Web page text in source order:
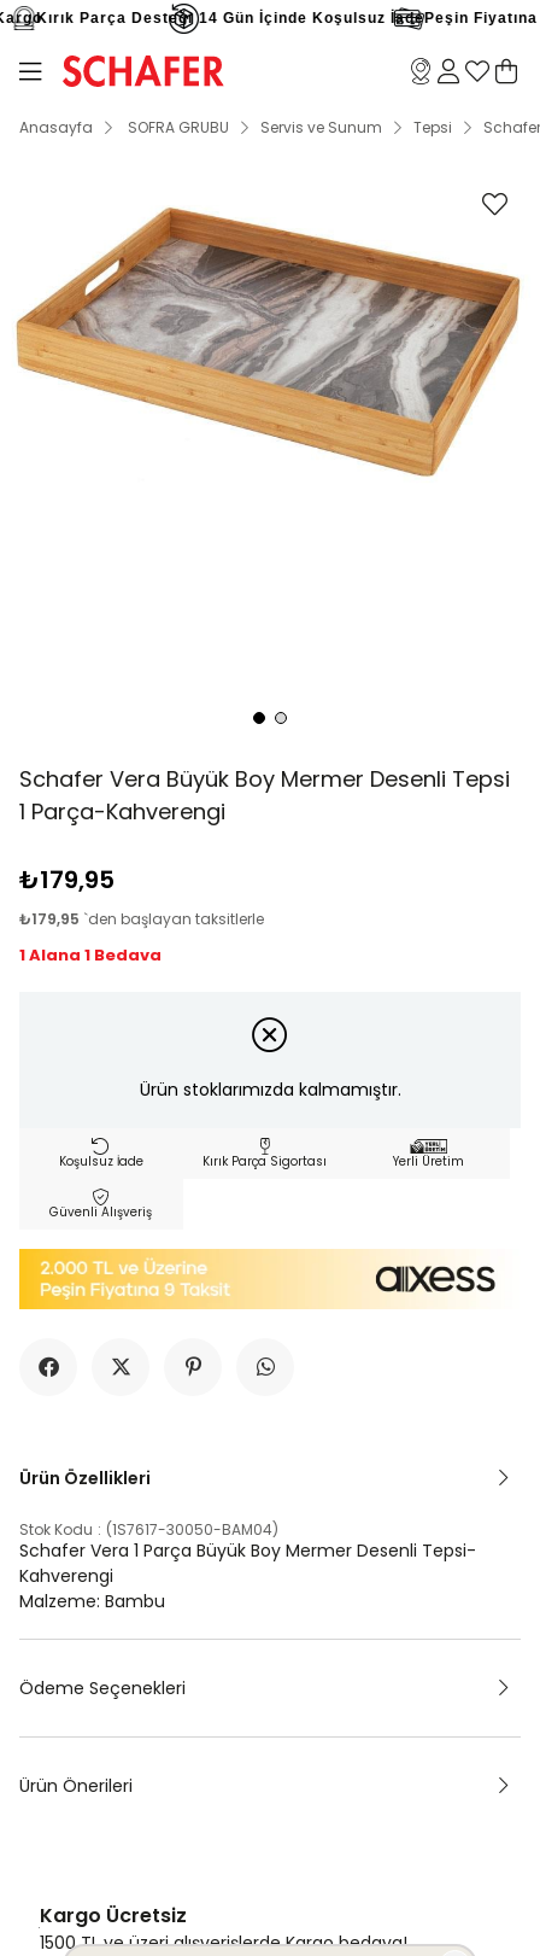
Kırık Parça Desteği 14 Gün İçinde Koşulsuz İadePeşin Fiyatına
Anasayfa SOFRA GRUBU Servis ve Sunum Tepsi
Schafer Vera Büyük Boy Mermer Desenli Tepsi
1 Parça-Kahverengi
₺179,95
₺179,95 `den başlayan taksitlerle
1 Alana 1 Bedava
Ürün stoklarımızda kalmamıştır.
Koşulsuz İade Kırık Parça Sigortası Yerli Üretim
Güvenli Alışveriş
Ürün Özellikleri
Stok Kodu (1S7617-30050-BAM04)
Schafer Vera 1 Parça Büyük Boy Mermer Desenli Tepsi-
Kahverengi
Malzeme: Bambu
Ödeme Seçenekleri
Ürün Önerileri
Kargo Ücretsiz
1500 TL ve üzeri alışverişlerde Kargo bedava!